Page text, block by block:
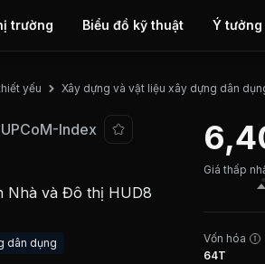
trường Biểu đồ kỹ thuật Ý
yếu Xây dựng và vật liệu xây dựng dân
UPCoM-Index
Nhà và Đô thị HUD8
dân dụng
Giá thấp
Vốn hóa
64T